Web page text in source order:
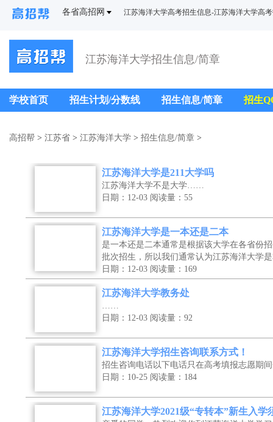
各省高招网 江苏海洋大学高考招生信息-江苏海洋大学高
江苏海洋大学招生信息/简章
学校首页 招生计划/分数线 招生信息/简章 招生
高招帮 > 江苏省 > 江苏海洋大学 > 招生信息/简章 >
江苏海洋大学是211大学吗
江苏海洋大学不是大学……
日期：12-03 阅读量：55
江苏海洋大学是一本还是二本
是一本还是二本通常是根据该大学在各省份
批次招生，所以我们通常认为江苏海洋大学
日期：12-03 阅读量：169
江苏海洋大学教务处
……
日期：12-03 阅读量：92
江苏海洋大学招生咨询联系方式！
招生咨询电话以下电话只在高考填报志愿期
日期：10-25 阅读量：184
江苏海洋大学2021级“专转本”新生入学